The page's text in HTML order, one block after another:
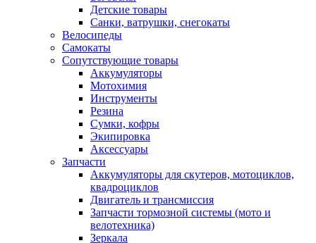
Детские товары
Санки, ватрушки, снегокаты
Велосипеды
Самокаты
Сопутствующие товары
Аккумуляторы
Мотохимия
Инструменты
Резина
Сумки, кофры
Экипировка
Аксессуары
Запчасти
Аккумуляторы для скутеров, мотоциклов,
квадроциклов
Двигатель и трансмиссия
Запчасти тормозной системы (мото и
велотехника)
Зеркала